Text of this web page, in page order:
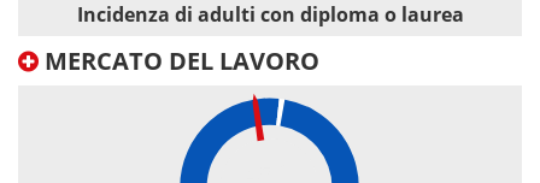
Incidenza di adulti con diploma o laurea
MERCATO DEL LAVORO